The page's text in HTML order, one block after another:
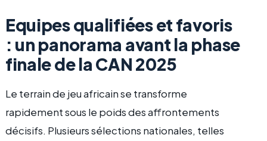
Equipes qualifiées et favoris
: un panorama avant la phase
finale de la CAN 2025
Le terrain de jeu africain se transforme
rapidement sous le poids des affrontements
décisifs. Plusieurs sélections nationales, telles